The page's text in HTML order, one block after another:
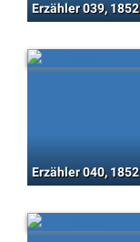
Erzähler 039, 1852
Erzähler 040, 1852